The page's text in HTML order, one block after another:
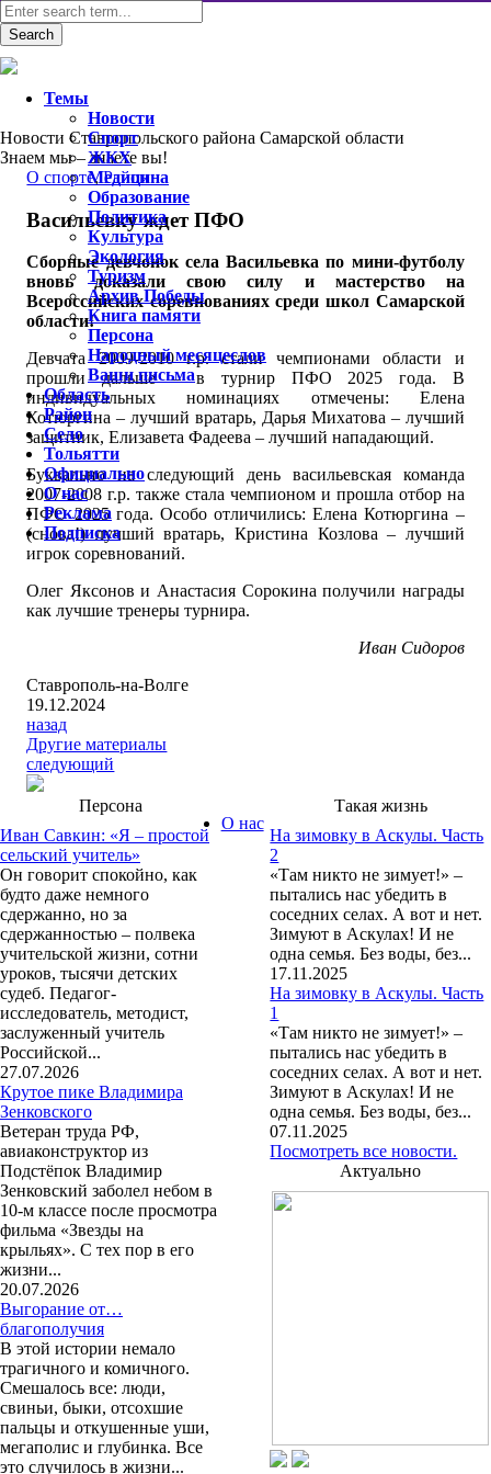
Новости Ставропольского района Самарской области
Знаем мы – знаете вы!
O спорте,Район
Васильевку ждет ПФО
Сборные девчонок села Васильевка по мини-футболу
вновь доказали свою силу и мастерство на
Всероссийских соревнованиях среди школ Самарской
области!
Девчата 2009-2010 г.р. стали чемпионами области и
прошли дальше – в турнир ПФО 2025 года. В
индивидуальных номинациях отмечены: Елена
Котюргина – лучший вратарь, Дарья Михатова – лучший
защитник, Елизавета Фадеева – лучший нападающий.
Буквально на следующий день васильевская команда
2007-2008 г.р. также стала чемпионом и прошла отбор на
ПФО 2025 года. Особо отличились: Елена Котюргина –
(снова!) лучший вратарь, Кристина Козлова – лучший
игрок соревнований.
Олег Яксонов и Анастасия Сорокина получили награды
как лучшие тренеры турнира.
Иван Сидоров
Ставрополь-на-Волге
19.12.2024
назад
Другие материалы
следующий
Персона
Иван Савкин: «Я – простой
сельский учитель»
Он говорит спокойно, как
будто даже немного
сдержанно, но за
сдержанностью – полвека
учительской жизни, сотни
уроков, тысячи детских
судеб. Педагог-
исследователь, методист,
заслуженный учитель
Российской...
27.07.2026
Крутое пике Владимира
Зенковского
Ветеран труда РФ,
авиаконструктор из
Подстёпок Владимир
Зенковский заболел небом в
10-м классе после просмотра
фильма «Звезды на
крыльях». С тех пор в его
жизни...
20.07.2026
Выгорание от…
благополучия
В этой истории немало
трагичного и комичного.
Смешалось все: люди,
свиньи, быки, отсохшие
пальцы и откушенные уши,
мегаполис и глубинка. Все
это случилось в жизни...
Такая жизнь
На зимовку в Аскулы. Часть
2
«Там никто не зимует!» –
пытались нас убедить в
соседних селах. А вот и нет.
Зимуют в Аскулах! И не
одна семья. Без воды, без...
17.11.2025
На зимовку в Аскулы. Часть
1
«Там никто не зимует!» –
пытались нас убедить в
соседних селах. А вот и нет.
Зимуют в Аскулах! И не
одна семья. Без воды, без...
07.11.2025
Посмотреть все новости.
Актуально
О нас
Темы
Новости
Спорт
ЖКХ
Медицина
Образование
Политика
Культура
Экология
Туризм
Архив Победы
Книга памяти
Персона
Народный месяцеслов
Ваши письма
Область
Район
Село
Тольятти
Официально
О нас
Реклама
Подписка